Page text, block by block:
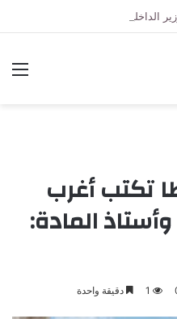
تكتب أغرب
وأستاذ المادة:
1 دقيقة واحدة